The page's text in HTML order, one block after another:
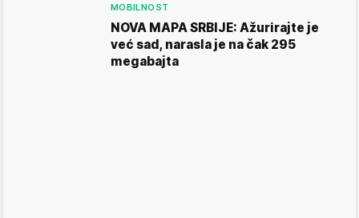
MOBILNOST
NOVA MAPA SRBIJE: Ažurirajte je
već sad, narasla je na čak 295
megabajta